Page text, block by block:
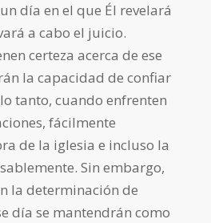
día en el que Él revelará
a cabo el juicio.
certeza acerca de ese
la capacidad de confiar
tanto, cuando enfrenten
fácilmente
de la iglesia e incluso la
Sin embargo,
la determinación de
día se mantendrán como